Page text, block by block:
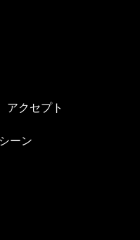
クセプト
ーン